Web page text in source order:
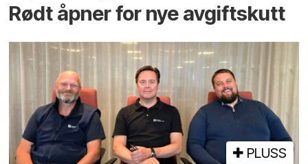
Rødt åpner for nye avgiftskutt
PLUSS